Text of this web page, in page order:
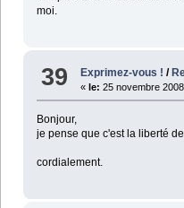
moi.
39 Exprimez-vous ! /
«le: 25 novembre
Bonjour,
je pense que c'est la liberté
cordialement.